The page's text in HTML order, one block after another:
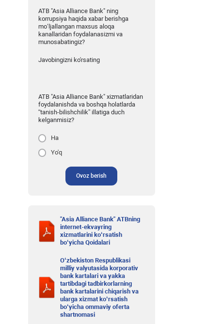
ATB "Asia Alliance Bank" ning
korrupsiya haqida xabar berishga
mo‘ljallangan maxsus aloqa
kanallaridan foydalanasizmi va
munosabatingiz?
Javobingizni ko'rsating
ATB "Asia Alliance Bank" xizmatlaridan
foydalanishda va boshqa holatlarda
“tanish-bilishchilik” illatiga duch
kelganmisiz?
Ha
Yo'q
Ovoz berish
"Asia Alliance Bank" ATBning
internet-ekvayring
xizmatlarini ko‘rsatish
bo‘yicha Qoidalari
O‘zbekiston Respublikasi
milliy valyutasida korporativ
bank kartalari va yakka
tartibdagi tadbirkorlarning
bank kartalarini chiqarish va
ularga xizmat ko‘rsatish
bo‘yicha ommaviy oferta
shartnomasi